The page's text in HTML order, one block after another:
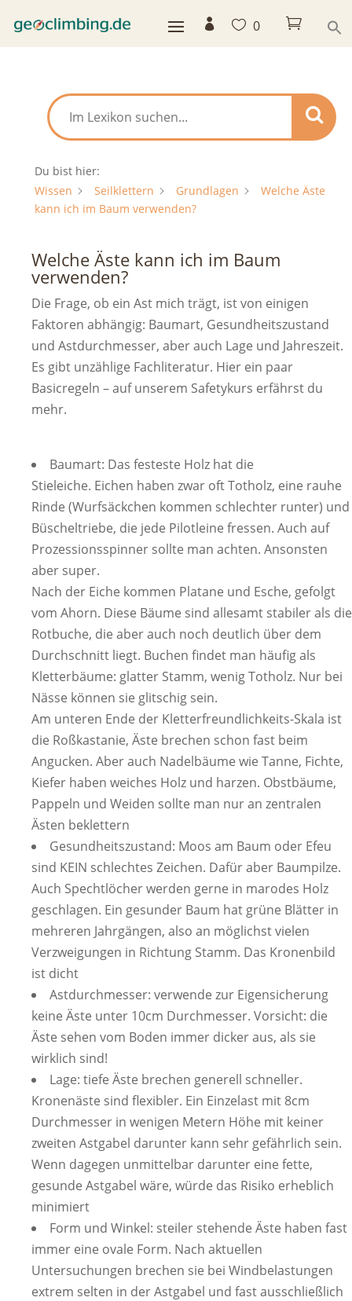
  0 
Du bist hier:
Wissen
Seilklettern Grundlagen
Welche Äste
kann ich im Baum verwenden?
Welche Äste kann ich im Baum
verwenden?
Die Frage, ob ein Ast mich trägt, ist von einigen
Faktoren abhängig: Baumart, Gesundheitszustand
und Astdurchmesser, aber auch Lage und Jahreszeit.
Es gibt unzählige Fachliteratur. Hier ein paar
Basicregeln – auf unserem Safetykurs erfährst du
mehr.
Baumart: Das festeste Holz hat die
Stieleiche. Eichen haben zwar oft Totholz, eine rauhe
Rinde (Wurfsäckchen kommen schlechter runter) und
Büscheltriebe, die jede Pilotleine fressen. Auch auf
Prozessionsspinner sollte man achten. Ansonsten
aber super.
Nach der Eiche kommen Platane und Esche, gefolgt
vom Ahorn. Diese Bäume sind allesamt stabiler als die
Rotbuche, die aber auch noch deutlich über dem
Durchschnitt liegt. Buchen findet man häufig als
Kletterbäume: glatter Stamm, wenig Totholz. Nur bei
Nässe können sie glitschig sein.
Am unteren Ende der Kletterfreundlichkeits-Skala ist
die Roßkastanie, Äste brechen schon fast beim
Angucken. Aber auch Nadelbäume wie Tanne, Fichte,
Kiefer haben weiches Holz und harzen. Obstbäume,
Pappeln und Weiden sollte man nur an zentralen
Ästen beklettern
Gesundheitszustand: Moos am Baum oder Efeu
sind KEIN schlechtes Zeichen. Dafür aber Baumpilze.
Auch Spechtlöcher werden gerne in marodes Holz
geschlagen. Ein gesunder Baum hat grüne Blätter in
mehreren Jahrgängen, also an möglichst vielen
Verzweigungen in Richtung Stamm. Das Kronenbild
ist dicht
Astdurchmesser: verwende zur Eigensicherung
keine Äste unter 10cm Durchmesser. Vorsicht: die
Äste sehen vom Boden immer dicker aus, als sie
wirklich sind!
Lage: tiefe Äste brechen generell schneller.
Kronenäste sind flexibler. Ein Einzelast mit 8cm
Durchmesser in wenigen Metern Höhe mit keiner
zweiten Astgabel darunter kann sehr gefährlich sein.
Wenn dagegen unmittelbar darunter eine fette,
gesunde Astgabel wäre, würde das Risiko erheblich
minimiert
Form und Winkel: steiler stehende Äste haben fast
immer eine ovale Form. Nach aktuellen
Untersuchungen brechen sie bei Windbelastungen
extrem selten in der Astgabel und fast ausschließlich